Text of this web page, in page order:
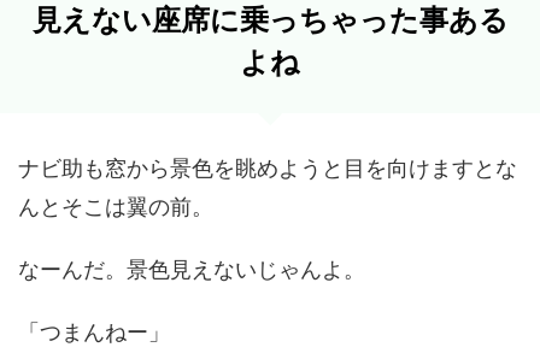
見えない座席に乗っちゃった事ある
よね
ナビ助も窓から景色を眺めようと目を向けますとな
んとそこは翼の前。
なーんだ。景色見えないじゃんよ。
「つまんねー」